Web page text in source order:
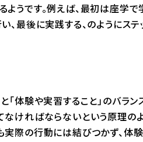
うです。例えば、最初は座学で
、最後に実践する、のようにステ
「体験や実習すること」のバラン
なければならないという原理の
実際の行動には結びつかず、体